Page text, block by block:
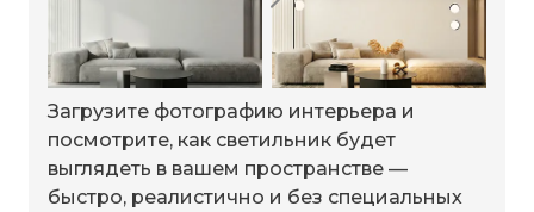
Загрузите фотографию интерьера и
посмотрите, как светильник будет
выглядеть в вашем пространстве —
быстро, реалистично и без специальных